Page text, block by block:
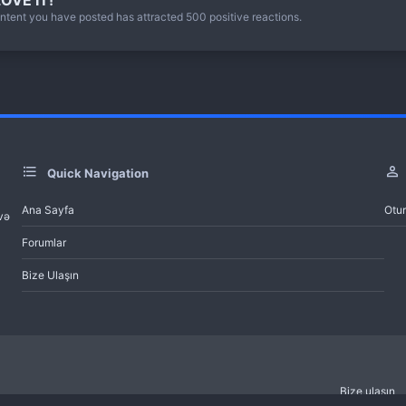
you have posted has attracted 500 positive reactions.
Quick Navigation
Ana Sayfa
Forumlar
Bize Ulaşın
Bize ulaşın